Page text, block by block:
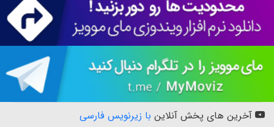
آخرین های پخش آنلاین با زیرنویس فارسی